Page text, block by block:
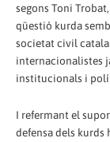
segons Toni
qüestió kurda
societat civil
internacionalistes
institucionals i
I refermant el
defensa dels kurds